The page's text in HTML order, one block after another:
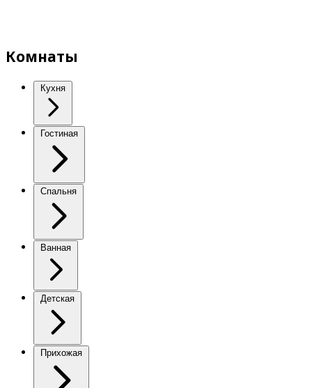
Комнаты
Кухня
Гостиная
Спальня
Ванная
Детская
Прихожая